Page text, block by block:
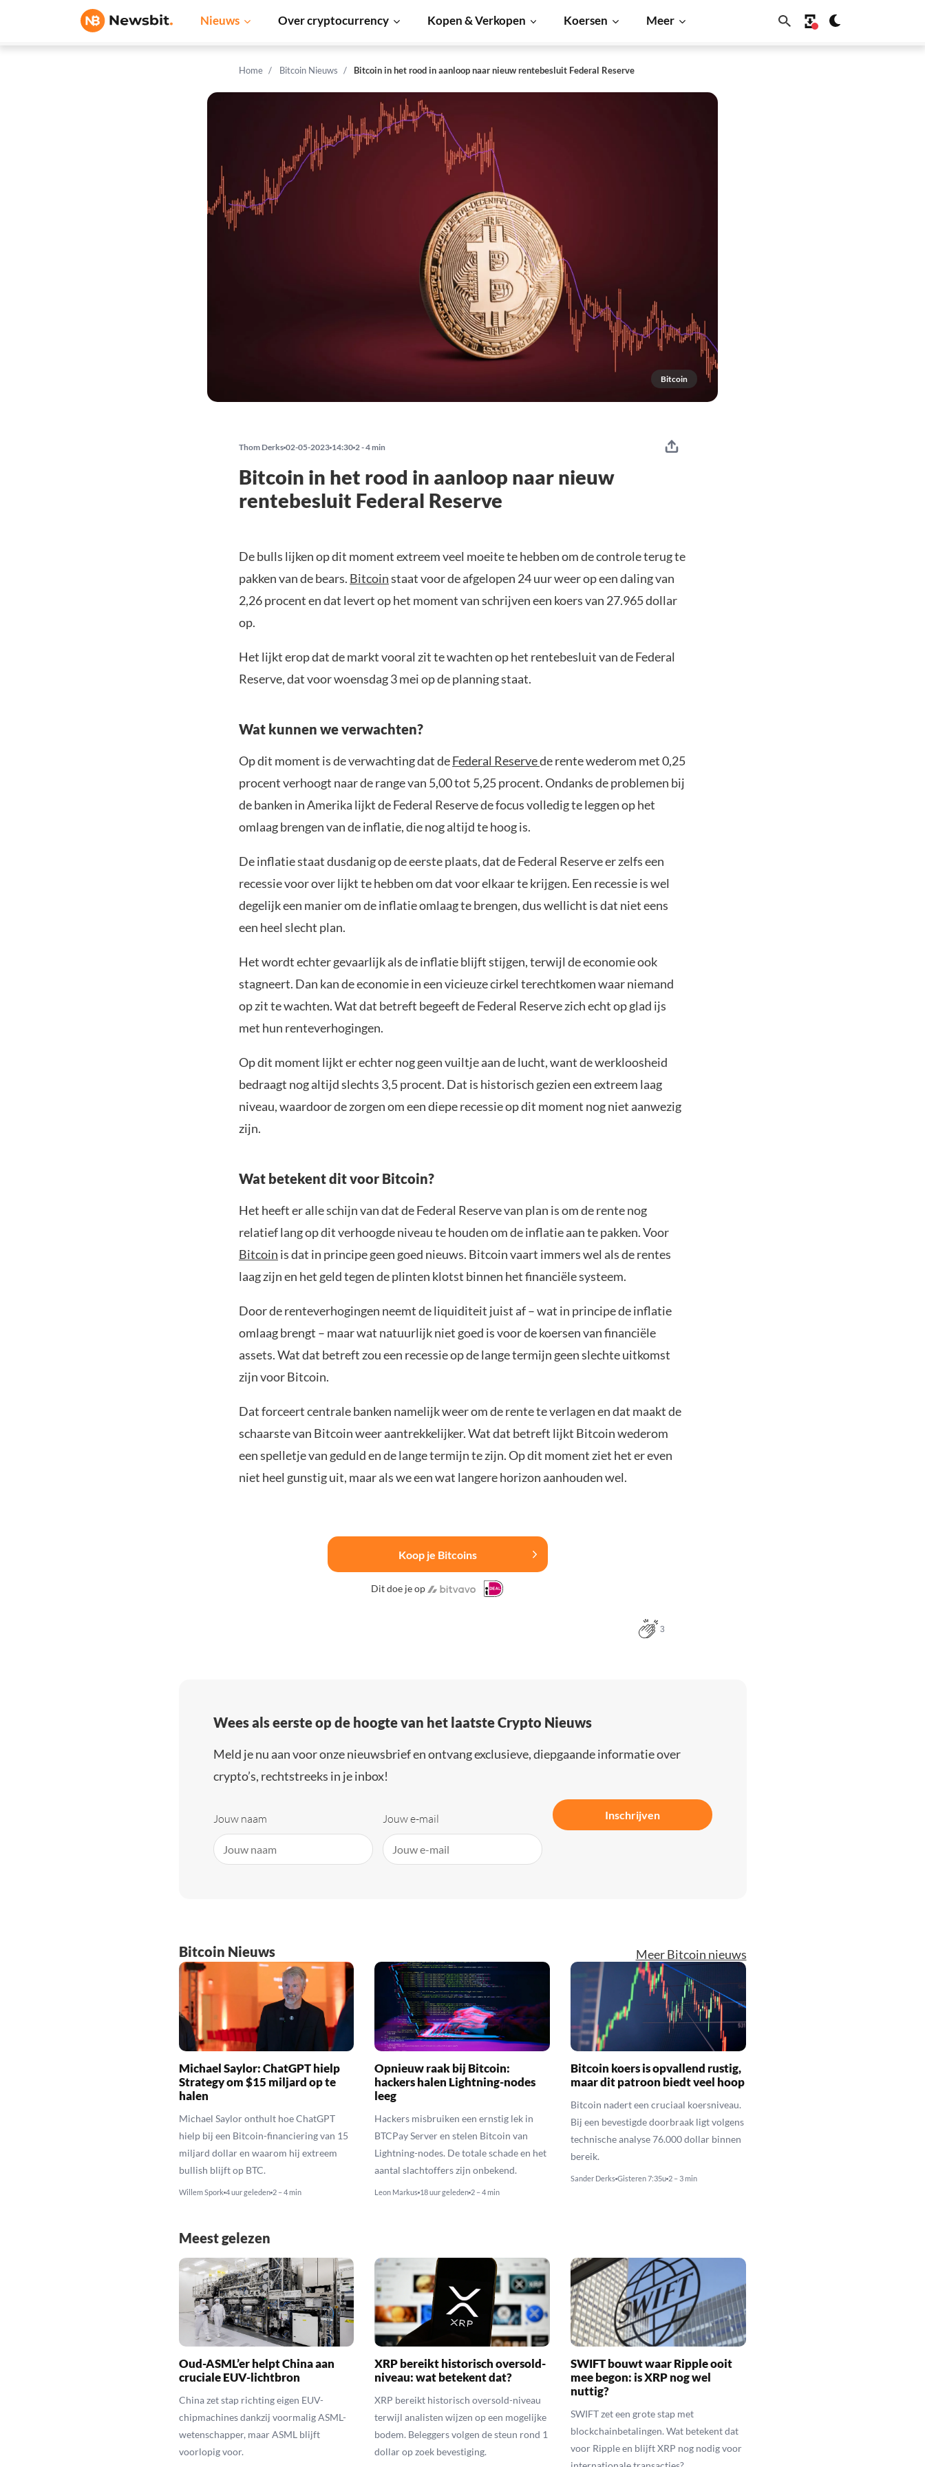
Nieuws Over cryptocurrency Kopen & Verkopen Koersen Meer
Home Bitcoin Nieuws Bitcoin in het rood in aanloop naar nieuw rentebesluit Federal Reserve
Bitcoin
Thom Derks 02-05-2023 14:30 2 - 4 min
Bitcoin in het rood in aanloop naar nieuw
rentebesluit Federal Reserve
De bulls lijken op dit moment extreem veel moeite te hebben om de controle terug te
pakken van de bears. Bitcoinstaat voor de afgelopen 24 uur weer op een daling van
2,26 procent en dat levert op het moment van schrijven een koers van 27.965 dollar
op.
Het lijkt erop dat de markt vooral zit te wachten op het rentebesluit van de Federal
Reserve, dat voor woensdag 3 mei op de planning staat.
Wat kunnen we verwachten?
Op dit moment is de verwachting dat deFederal Reservede rente wederom met 0,25
procent verhoogt naar de range van 5,00 tot 5,25 procent. Ondanks de problemen bij
de banken in Amerika lijkt de Federal Reserve de focus volledig te leggen op het
omlaag brengen van de inflatie, die nog altijd te hoog is.
De inflatie staat dusdanig op de eerste plaats, dat de Federal Reserve er zelfs een
recessie voor over lijkt te hebben om dat voor elkaar te krijgen. Een recessie is wel
degelijk een manier om de inflatie omlaag te brengen, dus wellicht is dat niet eens
een heel slecht plan.
Het wordt echter gevaarlijk als de inflatie blijft stijgen, terwijl de economie ook
stagneert. Dan kan de economie in een vicieuze cirkel terechtkomen waar niemand
op zit te wachten. Wat dat betreft begeeft de Federal Reserve zich echt op glad ijs
met hun renteverhogingen.
Op dit moment lijkt er echter nog geen vuiltje aan de lucht, want de werkloosheid
bedraagt nog altijd slechts 3,5 procent. Dat is historisch gezien een extreem laag
niveau, waardoor de zorgen om een diepe recessie op dit moment nog niet aanwezig
zijn.
Wat betekent dit voor Bitcoin?
Het heeft er alle schijn van dat de Federal Reserve van plan is om de rente nog
relatief lang op dit verhoogde niveau te houden om de inflatie aan te pakken. Voor
Bitcoin is dat in principe geen goed nieuws. Bitcoin vaart immers wel als de rentes
laag zijn en het geld tegen de plinten klotst binnen het financiële systeem.
Door de renteverhogingen neemt de liquiditeit juist af – wat in principe de inflatie
omlaag brengt – maar wat natuurlijk niet goed is voor de koersen van financiële
assets. Wat dat betreft zou een recessie op de lange termijn geen slechte uitkomst
zijn voor Bitcoin.
Dat forceert centrale banken namelijk weer om de rente te verlagen en dat maakt de
schaarste van Bitcoin weer aantrekkelijker. Wat dat betreft lijkt Bitcoin wederom
een spelletje van geduld en de lange termijn te zijn. Op dit moment ziet het er even
niet heel gunstig uit, maar als we een wat langere horizon aanhouden wel.
Koop je Bitcoins
Dit doe je op
3
Wees als eerste op de hoogte van het laatste Crypto Nieuws
Meld je nu aan voor onze nieuwsbrief en ontvang exclusieve, diepgaande informatie over
crypto’s, rechtstreeks in je inbox!
Jouw naam Jouw e-mail Inschrijven
Bitcoin Nieuws Meer Bitcoin nieuws
Michael Saylor: ChatGPT hielp
Strategy om $15 miljard op te
halen
Michael Saylor onthult hoe ChatGPT
hielp bij een Bitcoin-financiering van 15
miljard dollar en waarom hij extreem
bullish blijft op BTC.
Willem Spork 4 uur geleden 2 – 4 min
Opnieuw raak bij Bitcoin:
hackers halen Lightning-nodes
leeg
Hackers misbruiken een ernstig lek in
BTCPay Server en stelen Bitcoin van
Lightning-nodes. De totale schade en het
aantal slachtoffers zijn onbekend.
Leon Markus 18 uur geleden 2 – 4 min
Bitcoin koers is opvallend rustig,
maar dit patroon biedt veel hoop
Bitcoin nadert een cruciaal koersniveau.
Bij een bevestigde doorbraak ligt volgens
technische analyse 76.000 dollar binnen
bereik.
Sander Derks Gisteren 7:35u 2 – 3 min
Meest gelezen
Oud-ASML’er helpt China aan
cruciale EUV-lichtbron
China zet stap richting eigen EUV-
chipmachines dankzij voormalig ASML-
wetenschapper, maar ASML blijft
voorlopig voor.
XRP bereikt historisch oversold-
niveau: wat betekent dat?
XRP bereikt historisch oversold-niveau
terwijl analisten wijzen op een mogelijke
bodem. Beleggers volgen de steun rond 1
dollar op zoek bevestiging.
SWIFT bouwt waar Ripple ooit
mee begon: is XRP nog wel
nuttig?
SWIFT zet een grote stap met
blockchainbetalingen. Wat betekent dat
voor Ripple en blijft XRP nog nodig voor